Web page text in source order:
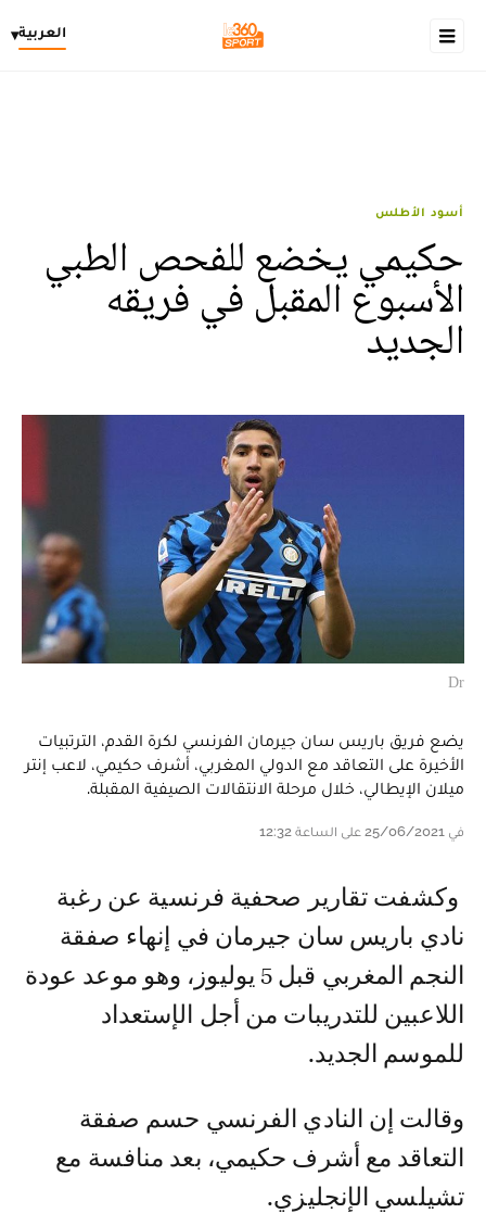
العربية▾
أسود الأطلس
حكيمي يخضع للفحص الطبي
الأسبوع المقبل في فريقه
الجديد
Dr
يضع فريق باريس سان جيرمان الفرنسي لكرة القدم، الترتبيات
الأخيرة على التعاقد مع الدولي المغربي، أشرف حكيمي، لاعب إنتر
ميلان الإيطالي، خلال مرحلة الانتقالات الصيفية المقبلة.
في 25/06/2021 على الساعة 12:32
وكشفت تقارير صحفية فرنسية عن رغبة
نادي باريس سان جيرمان في إنهاء صفقة
النجم المغربي قبل 5 يوليوز، وهو موعد عودة
اللاعبين للتدريبات من أجل الإستعداد
للموسم الجديد.
وقالت إن النادي الفرنسي حسم صفقة
التعاقد مع أشرف حكيمي، بعد منافسة مع
تشيلسي الإنجليزي.